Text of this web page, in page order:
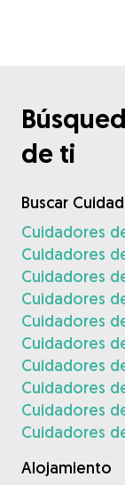
de ti
Buscar
Cuidadores
Cuidadores
Cuidadores
Cuidadores
Cuidadores
Cuidadores
Cuidadores
Cuidadores
Cuidadores
Cuidadores
Alojamiento